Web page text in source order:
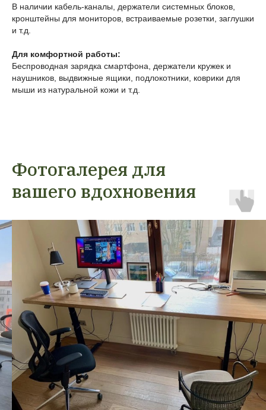
В наличии кабель-каналы, держатели системных блоков,
кронштейны для мониторов, встраиваемые розетки, заглушки
и т.д.
Для комфортной работы:
Беспроводная зарядка смартфона, держатели кружек и
наушников, выдвижные ящики, подлокотники, коврики для
мыши из натуральной кожи и т.д.
Фотогалерея для
вашего вдохновения